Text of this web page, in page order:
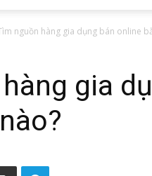
nguồn hàng gia dụng bán online
gia